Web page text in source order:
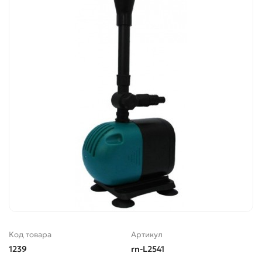
Код товара
1239
Артикул
rn-L2541